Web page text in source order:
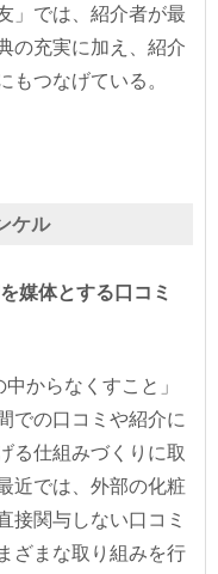
」では、紹介者が最
の充実に加え、紹介
もつなげている。
ケル
媒体とする口コミ
からなくすこと」
での口コミや紹介に
る仕組みづくりに取
近では、外部の化粧
接関与しない口コミ
ざまな取り組みを行